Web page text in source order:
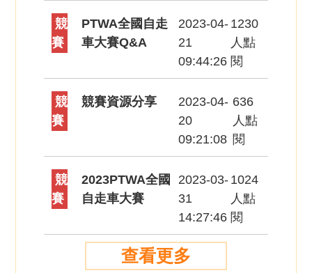
競
賽
PTWA全國自走
車大賽Q&A
2023-04-
21
09:44:26
1230
人點
閱
競
賽
競賽資源分享
2023-04-
20
09:21:08
636
人點
閱
競
賽
2023PTWA全國
自走車大賽
2023-03-
31
14:27:46
1024
人點
閱